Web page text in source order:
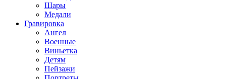
Шары
Медали
Гравировка
Ангел
Военные
Виньетка
Детям
Пейзажи